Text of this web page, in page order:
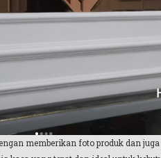
memberikan foto produk dan